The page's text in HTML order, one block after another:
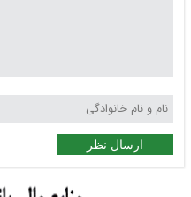
ارسال نظر